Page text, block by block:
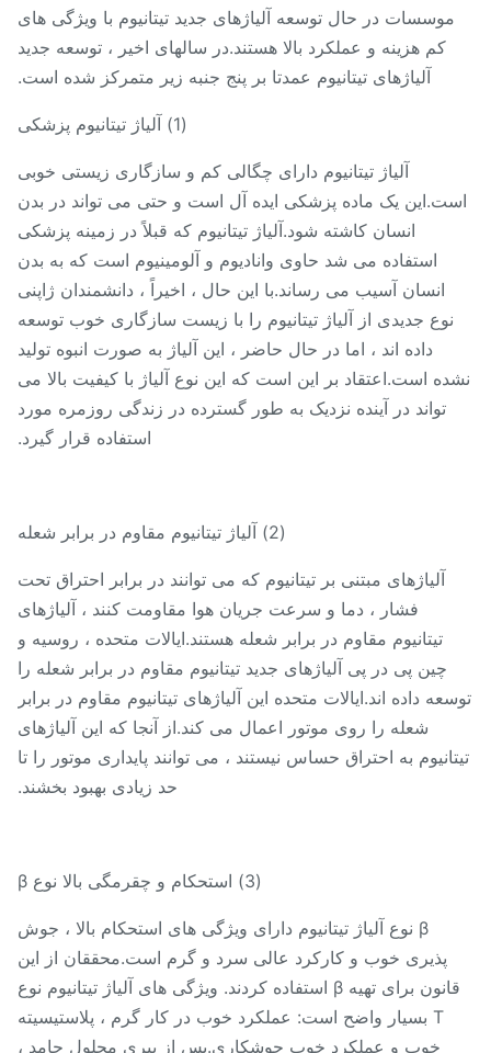
موسسات در حال توسعه آلیاژهای جدید تیتانیوم با ویژگی های
کم هزینه و عملکرد بالا هستند.در سالهای اخیر ، توسعه جدید
آلیاژهای تیتانیوم عمدتا بر پنج جنبه زیر متمرکز شده است.
آلیاژ تیتانیوم دارای چگالی کم و سازگاری زیستی خوبی
یک ماده پزشکی ایده آل است و حتی می تواند در بدن
انسان کاشته شود.آلیاژ تیتانیوم که قبلاً در زمینه پزشکی
استفاده می شد حاوی وانادیوم و آلومینیوم است که به بدن
انسان آسیب می رساند.با این حال ، اخیراً ، دانشمندان ژاپنی
نوع جدیدی از آلیاژ تیتانیوم را با زیست سازگاری خوب توسعه
داده اند ، اما در حال حاضر ، این آلیاژ به صورت انبوه تولید
است.اعتقاد بر این است که این نوع آلیاژ با کیفیت بالا می
تواند در آینده نزدیک به طور گسترده در زندگی روزمره مورد
استفاده قرار گیرد.
آلیاژهای مبتنی بر تیتانیوم که می توانند در برابر احتراق تحت
فشار ، دما و سرعت جریان هوا مقاومت کنند ، آلیاژهای
تیتانیوم مقاوم در برابر شعله هستند.ایالات متحده ، روسیه و
چین پی در پی آلیاژهای جدید تیتانیوم مقاوم در برابر شعله را
داده اند.ایالات متحده این آلیاژهای تیتانیوم مقاوم در برابر
شعله را روی موتور اعمال می کند.از آنجا که این آلیاژهای
به احتراق حساس نیستند ، می توانند پایداری موتور را تا
حد زیادی بهبود بخشند.
β نوع آلیاژ تیتانیوم دارای ویژگی های استحکام بالا ، جوش
پذیری خوب و کارکرد عالی سرد و گرم است.محققان از این
قانون برای تهیه β استفاده کردند. ویژگی های آلیاژ تیتانیوم نوع
T بسیار واضح است: عملکرد خوب در کار گرم ، پلاستیسیته
خوب و عملکرد خوب جوشکاری.پس از پیری محلول جامد ،